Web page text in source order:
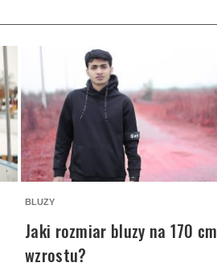
BLUZY
Jaki rozmiar bluzy na 170 cm
wzrostu?